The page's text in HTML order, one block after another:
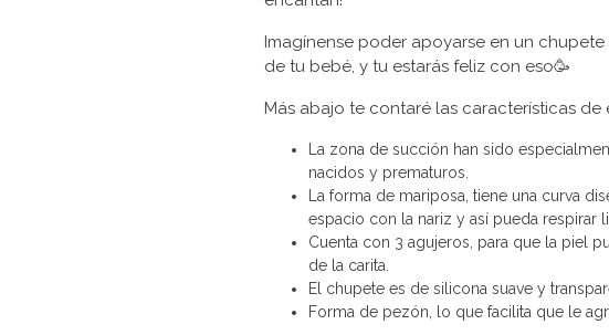
Imagínense poder apoyarse en un
de tu bebé, y tu estarás feliz con eso🥳
Más abajo te contaré las características de
La zona de succión han sido
nacidos y prematuros.
La forma de mariposa, tiene una curva
espacio con la nariz y así pueda respirar
Cuenta con 3 agujeros, para que la piel
de la carita.
El chupete es de silicona suave y
Forma de pezón, lo que facilita que le